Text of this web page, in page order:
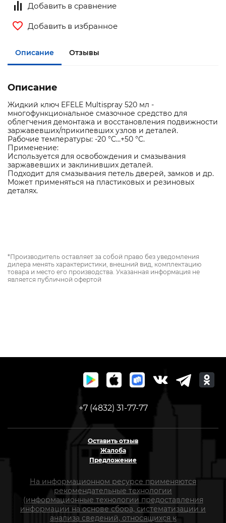
Добавить в сравнение
Добавить в избранное
Описание Отзывы
Описание
Жидкий ключ EFELE Multispray 520 мл -
многофункциональное смазочное средство для
облегчения демонтажа и восстановления подвижности
заржавевших/прикипевших узлов и деталей.
Рабочие температуры: -20 °C...+50 °C.
Применение:
Используется для освобождения и смазывания
заржавевших и заклинивших деталей.
Подходит для смазывания петель дверей, замков и др.
Может применяться на пластиковых и резиновых
деталях.
*Производитель оставляет за собой право без уведомления
дилера менять характеристики, внешний вид, комплектацию
товара и место его производства. Указанная информация не
является публичной офертой
+7 (4832) 31-77-77
Оставить отзыв
Жалоба
Предложение
На информационном ресурсе применяются
рекомендательные технологии
(информационные технологии предоставления
информации на основе сбора, систематизации и
анализа сведений, относящихся к